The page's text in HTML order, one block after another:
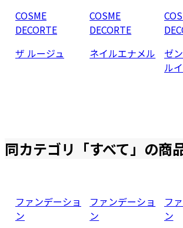
COSME
DECORTE
ザ ルージュ
COSME
DECORTE
ネイルエナメル
ゼ
ル
同カテゴリ「すべて」の商
ファンデーショ
ン
ファンデーショ
ン
フ
ン